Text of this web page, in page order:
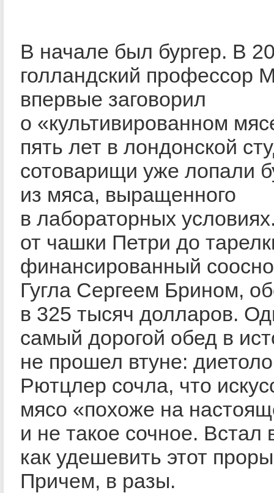
В начале был бургер. В
голландский профессор
впервые заговорил
о «культивированном
пять лет в лондонской
сотоварищи уже лопали
из мяса, выращенного
в лабораторных
от чашки Петри до
финансированный
Гугла Сергеем Брином,
в 325 тысяч долларов.
самый дорогой обед в
не прошел втуне:
Рютцлер сочла, что
мясо «похоже на
и не такое сочное. Встал
как удешевить этот
Причем, в разы.